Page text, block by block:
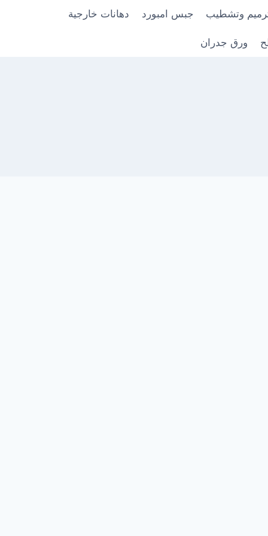
وتشطيب جبس امبورد دهانات خارجية
ورق جدران